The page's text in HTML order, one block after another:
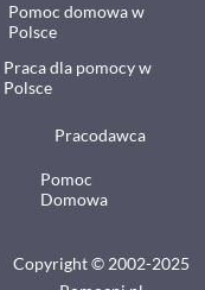
Pomoc domowa w
Polsce
Praca dla pomocy w
Polsce
Pracodawca
Pomoc
Domowa
Copyright © 2002-2025